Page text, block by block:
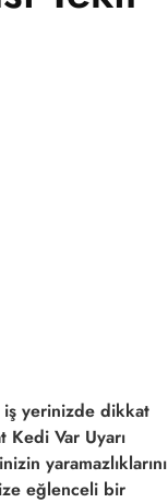
iş yerinizde dikkat
Kedi Var Uyarı
yaramazlıklarını
eğlenceli bir